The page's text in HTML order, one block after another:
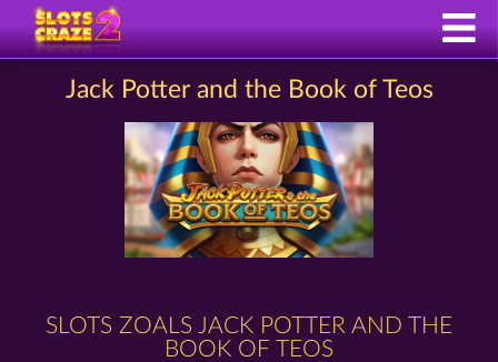
Jack Potter and the Book of Teos
SLOTS ZOALS JACK POTTER AND THE
BOOK OF TEOS